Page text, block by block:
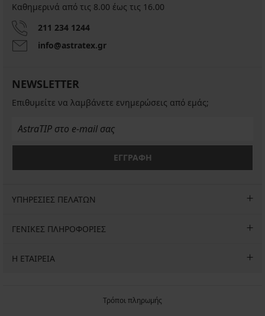
Καθημερινά από τις 8.00 έως τις 16.00
211 234 1244
info@astratex.gr
NEWSLETTER
Επιθυμείτε να λαμβάνετε ενημερώσεις από εμάς;
ΕΓΓΡΑΦΗ
ΥΠΗΡΕΣΙΕΣ ΠΕΛΑΤΩΝ
ΓΕΝΙΚΕΣ ΠΛΗΡΟΦΟΡΙΕΣ
Η ΕΤΑΙΡΕΙΑ
Τρόποι πληρωμής